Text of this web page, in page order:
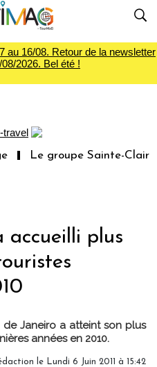
au 16/08. Retour de la newsletter
2026. Bel été !
Le groupe Sainte-Claire
accueilli plus
Janeiro a atteint son plus
années en 2010.
le Lundi 6 Juin 2011 à 15:42